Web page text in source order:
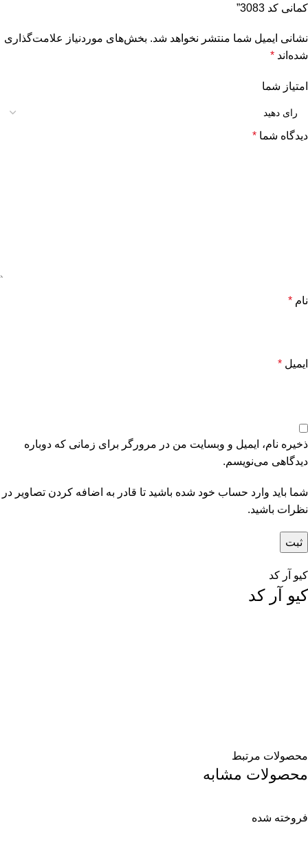
کمانی کد 3083”
نشانی ایمیل شما منتشر نخواهد شد. بخش‌های موردنیاز علامت‌گذاری
شده‌اند *
امتیاز شما
دیدگاه شما *
نام *
ایمیل *
ذخیره نام، ایمیل و وبسایت من در مرورگر برای زمانی که دوباره
دیدگاهی می‌نویسم.
شما باید وارد حساب خود شده باشید تا قادر به اضافه کردن تصاویر در
نظرات باشید.
کیو آر کد
کیو آر کد
محصولات مرتبط
محصولات مشابه
فروخته شده